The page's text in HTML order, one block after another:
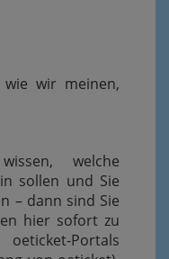
wir meinen,
welche
sollen und Sie
– dann sind Sie
hier sofort zu
Portals